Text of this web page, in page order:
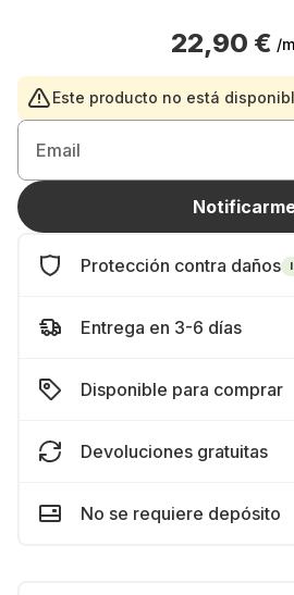
22,90 € /
Este producto no está
Email
Protección contra daños
Entrega en 3-6 días
Disponible para comprar
Devoluciones gratuitas
No se requiere depósito